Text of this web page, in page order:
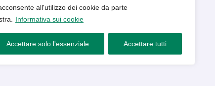
all'utilizzo dei cookie da parte
Informativa sui cookie
Accettare solo l'essenziale Accettare tutti
compatibili?